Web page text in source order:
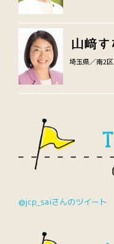
埼玉県／南2区
@jcp_saiさんのツイート